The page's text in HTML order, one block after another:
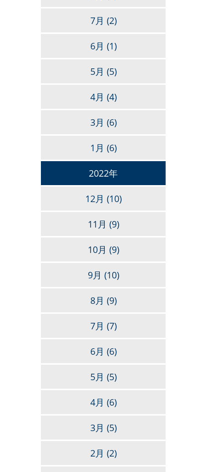
7月 (2)
6月 (1)
5月 (5)
4月 (4)
3月 (6)
1月 (6)
2022年
12月 (10)
11月 (9)
10月 (9)
9月 (10)
8月 (9)
7月 (7)
6月 (6)
5月 (5)
4月 (6)
3月 (5)
2月 (2)